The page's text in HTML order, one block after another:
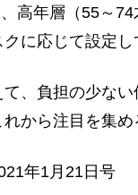
高年層（55～74
に応じて設定し
、負担の少ない
から注目を集め
年1月21日号